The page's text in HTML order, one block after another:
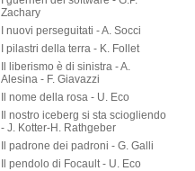
Zachary
I nuovi perseguitati - A. Socci
I pilastri della terra - K. Follet
Il liberismo è di sinistra - A.
Alesina - F. Giavazzi
Il nome della rosa - U. Eco
Il nostro iceberg si sta sciogliendo
- J. Kotter-H. Rathgeber
Il padrone dei padroni - G. Galli
Il pendolo di Focault - U. Eco